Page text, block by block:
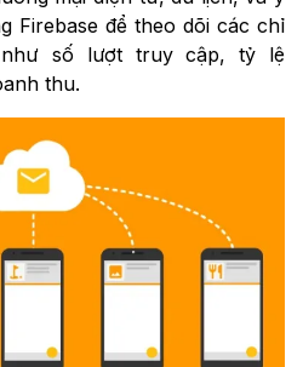
Firebase để theo dõi các chỉ
số lượt truy cập, tỷ lệ
thu.